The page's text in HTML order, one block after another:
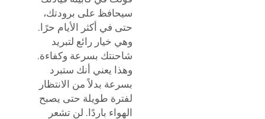
سيحافظ على برودتك،
حتى في أكثر الأيام حرًا.
وهي خيار رائع لتبريد
شاحنتك بسرعة وكفاءة.
وهذا يعني أنك ستبرد
بسرعة بدلاً من الانتظار
لفترة طويلة حتى يصبح
الهواء باردًا. لن تشعر